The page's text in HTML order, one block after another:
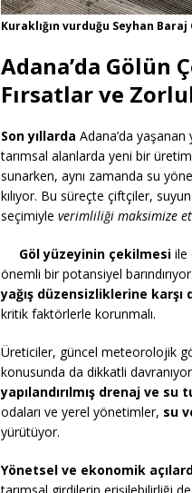
Kuraklığın vurduğu Seyhan
Adana’da Gölün
Fırsatlar ve
Son yıllarda Adana’da
tarımsal alanlarda yeni bir
sunarken, aynı zamanda su
kılıyor. Bu süreçte çiftçiler,
seçimiyle verimliliği maksimize
Göl yüzeyinin çekilmesi ile
önemli bir potansiyel
yağış düzensizliklerine karşı
kritik faktörlerle korunmalı.
Üreticiler, güncel meteorolojik
konusunda da dikkatli
yapılandırılmış drenaj ve
odaları ve yerel yönetimler, su
yürütüyor.
Yönetsel ve ekonomik